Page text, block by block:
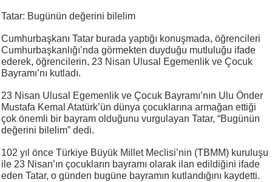
Tatar: Bugünün değerini bilelim
Cumhurbaşkanı Tatar burada yaptığı konuşmada, öğrencileri
Cumhurbaşkanlığı’nda görmekten duyduğu mutluluğu ifade
ederek, öğrencilerin, 23 Nisan Ulusal Egemenlik ve Çocuk
Bayramı’nı kutladı.
23 Nisan Ulusal Egemenlik ve Çocuk Bayramı’nın Ulu Önder
Mustafa Kemal Atatürk’ün dünya çocuklarına armağan ettiği
çok önemli bir bayram olduğunu vurgulayan Tatar, “Bugünün
değerini bilelim” dedi.
102 yıl önce Türkiye Büyük Millet Meclisi’nin (TBMM) kuruluşu
ile 23 Nisan’ın çocukların bayramı olarak ilan edildiğini ifade
eden Tatar, o günden bugüne bayramın kutlandığını kaydetti.